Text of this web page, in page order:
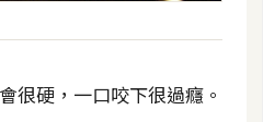
很硬，一口咬下很過癮。